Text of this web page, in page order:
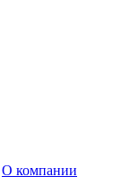
O компании